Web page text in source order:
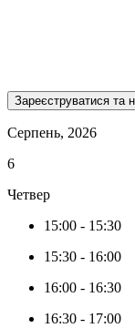
Серпень, 2026
6
Четвер
15:00 - 15:30
15:30 - 16:00
16:00 - 16:30
16:30 - 17:00